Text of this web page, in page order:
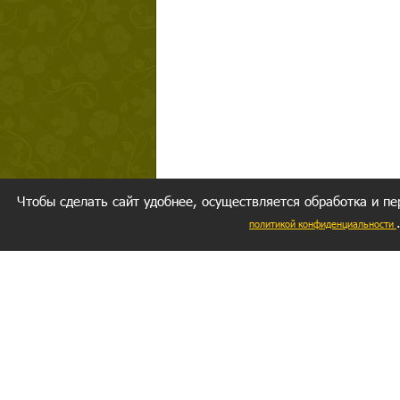
Чтобы сделать сайт удобнее, осуществляется обработка и
политикой конфиденциальности